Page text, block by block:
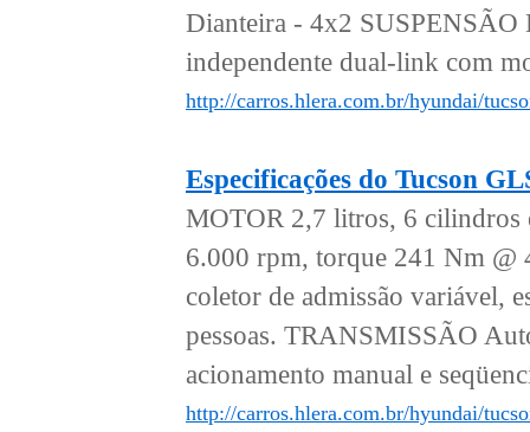
Dianteira - 4x2 SUSPENSÃO
independente dual-link com
http://carros.hlera.com.br/hyundai/
Especificações do Tucson
MOTOR 2,7 litros, 6
6.000 rpm, torque 241 Nm
coletor de admissão variável,
pessoas. TRANSMISSÃO
acionamento manual e
http://carros.hlera.com.br/hyundai/